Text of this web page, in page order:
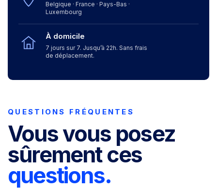
Belgique · France · Pays-Bas ·
Luxembourg
À domicile
7 jours sur 7. Jusqu’à 22h. Sans frais
de déplacement.
QUESTIONS FRÉQUENTES
Vous vous posez
sûrement ces
questions.